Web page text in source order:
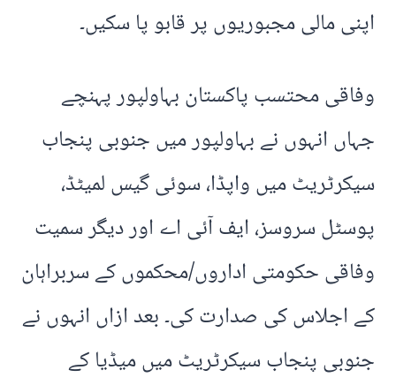
اپنی مالی مجبوریوں پر قابو پا سکیں۔
وفاقی محتسب پاکستان بہاولپور پہنچے
جہاں انہوں نے بہاولپور میں جنوبی پنجاب
سیکرٹریٹ میں واپڈا، سوئی گیس لمیٹڈ،
پوسٹل سروسز، ایف آئی اے اور دیگر سمیت
وفاقی حکومتی اداروں/محکموں کے سربراہان
کے اجلاس کی صدارت کی۔ بعد ازاں انہوں نے
جنوبی پنجاب سیکرٹریٹ میں میڈیا کے